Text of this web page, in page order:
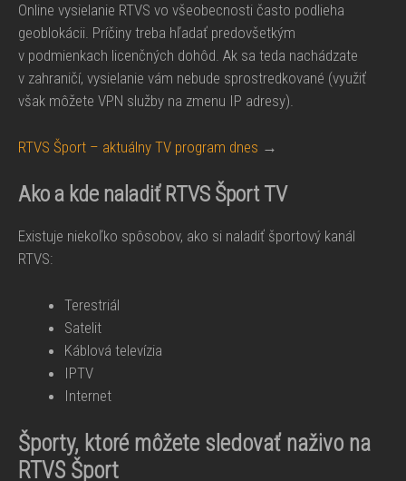
Online vysielanie RTVS vo všeobecnosti často podlieha
geoblokácii. Príčiny treba hľadať predovšetkým
v podmienkach licenčných dohôd. Ak sa teda nachádzate
v zahraničí, vysielanie vám nebude sprostredkované (využiť
však môžete VPN služby na zmenu IP adresy).
RTVS Šport – aktuálny TV program dnes →
Ako a kde naladiť RTVS Šport TV
Existuje niekoľko spôsobov, ako si naladiť športový kanál
RTVS:
Terestriál
Satelit
Káblová televízia
IPTV
Internet
Športy, ktoré môžete sledovať naživo na
RTVS Šport